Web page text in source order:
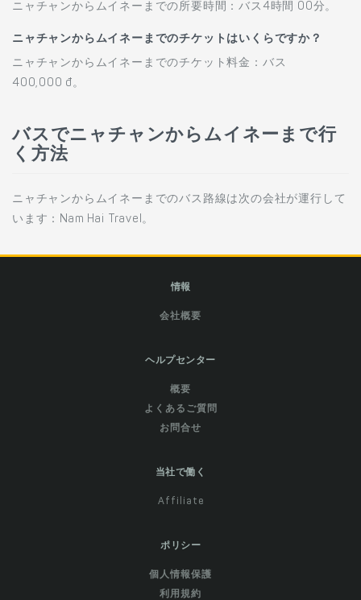
ニャチャンからムイネーまでの所要時間：バス4時間 00分。
ニャチャンからムイネーまでのチケットはいくらですか？
ニャチャンからムイネーまでのチケット料金：バス
400,000 đ。
バスでニャチャンからムイネーまで行
く方法
ニャチャンからムイネーまでのバス路線は次の会社が運行して
います：Nam Hai Travel。
情報
会社概要
ヘルプセンター
概要
よくあるご質問
お問合せ
当社で働く
Affiliate
ポリシー
個人情報保護
利用規約